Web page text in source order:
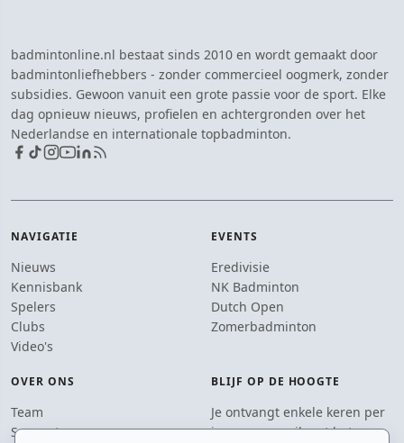
badmintonline.nl bestaat sinds 2010 en wordt gemaakt door
badmintonliefhebbers - zonder commercieel oogmerk, zonder
subsidies. Gewoon vanuit een grote passie voor de sport. Elke
dag opnieuw nieuws, profielen en achtergronden over het
Nederlandse en internationale topbadminton.
NAVIGATIE
Nieuws
Kennisbank
Spelers
Clubs
Video's
EVENTS
Eredivisie
NK Badminton
Dutch Open
Zomerbadminton
OVER ONS
Team
Supporters
BLIJF OP DE HOOGTE
Je ontvangt enkele keren per
jaar een e-mail met het